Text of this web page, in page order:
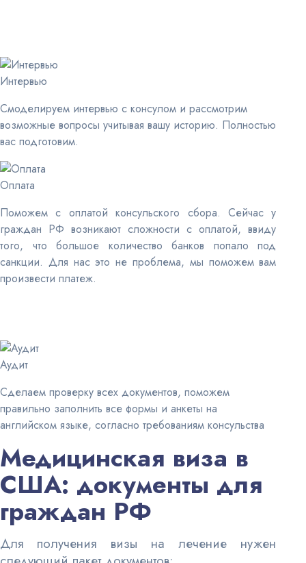
Интервью
Смоделируем интервью с консулом и рассмотрим
возможные вопросы учитывая вашу историю. Полностью
вас подготовим.
Оплата
Поможем с оплатой консульского сбора. Сейчас у
граждан РФ возникают сложности с оплатой, ввиду
того, что большое количество банков попало под
санкции. Для нас это не проблема, мы поможем вам
произвести платеж.
Аудит
Сделаем проверку всех документов, поможем
правильно заполнить все формы и анкеты на
английском языке, согласно требованиям консульства
Медицинская виза в
США: документы для
граждан РФ
Для получения визы на лечение нужен